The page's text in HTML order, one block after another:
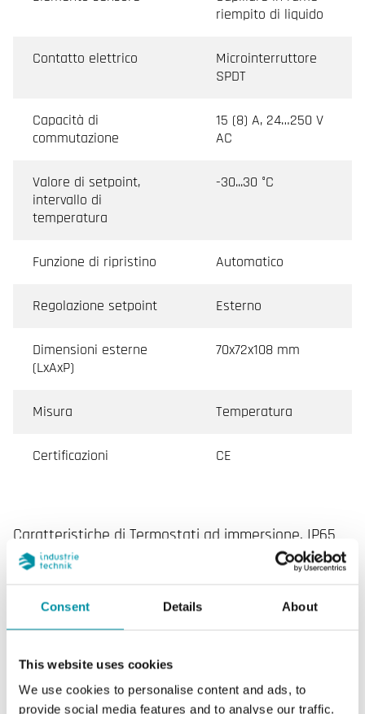
Consent Details About
This website uses cookies
We use cookies to personalise content and ads, to
provide social media features and to analyse our traffic.
riempito di liquido
Contatto elettrico
Microinterruttore
SPDT
Capacità di
commutazione
15 (8) A, 24…250 V
AC
Valore di setpoint,
intervallo di
temperatura
-30...30 °C
Funzione di ripristino Automatico
Regolazione setpoint Esterno
Dimensioni esterne
(LxAxP)
70x72x108 mm
Misura Temperatura
Certificazioni CE
Caratteristiche di Termostati ad immersione, IP65
riempito di liquido
max
Capacità di
15 (8) A, 24…250 V AC